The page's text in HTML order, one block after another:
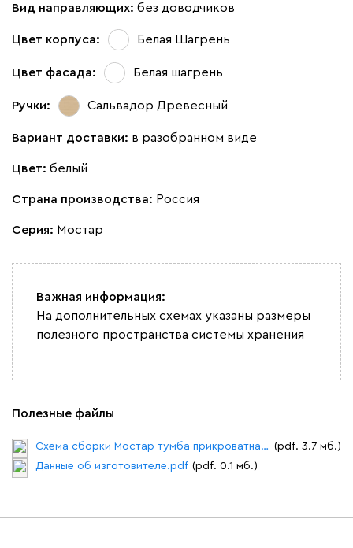
Вид направляющих: без доводчиков
Цвет корпуса: Белая Шагрень
Цвет фасада: Белая шагрень
Ручки: Сальвадор Древесный
Вариант доставки: в разобранном виде
Цвет: белый
Страна производства: Россия
Серия: Мостар
Важная информация:
На дополнительных схемах указаны размеры
полезного пространства системы хранения
Полезные файлы
Схема сборки Мостар тумба прикроватная.pdf (pdf. 3.7 мб.)
Данные об изготовителе.pdf (pdf. 0.1 мб.)